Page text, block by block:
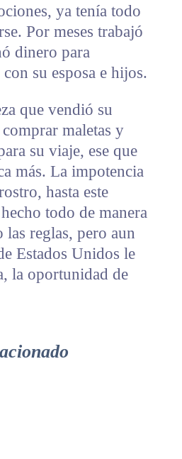
ya tenía todo
Por meses trabajó
dinero para
su esposa e hijos.
que vendió su
maletas y
su viaje, ese que
más. La impotencia
hasta este
todo de manera
reglas, pero aun
Estados Unidos le
la oportunidad de